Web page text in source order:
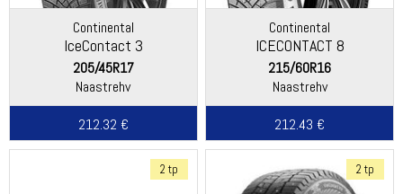
Continental
IceContact 3
205/45R17
Naastrehv
212.32 €
Continental
ICECONTACT 8
215/60R16
Naastrehv
212.43 €
2 tp 2 tp